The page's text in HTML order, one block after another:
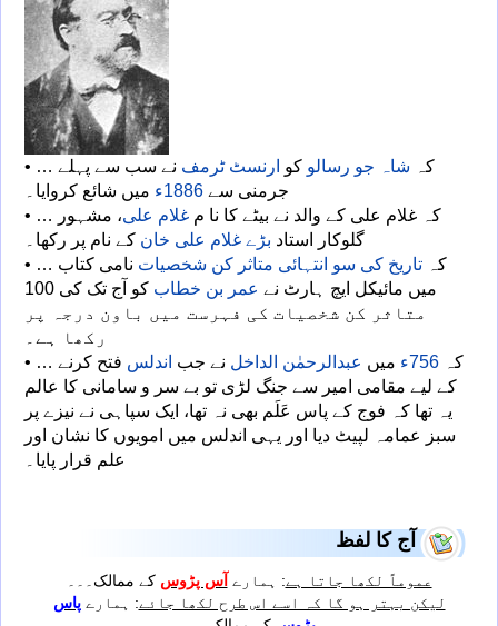
• … کہ شاہ جو رسالو کو ارنسٹ ٹرمف نے سب سے پہلے
جرمنی سے 1886ء
میں شائع کروایا۔
• … کہ غلام علی کے والد نے بیٹے کا نا م غلام علی، مشہور
گلوکار استاد بڑے غلام علی خان کے نام پر رکھا۔
• … کہ تاریخ کی سو انتہائی متاثر کن شخصیات نامی کتاب
میں مائیکل ایچ ہارٹ نے عمر بن خطاب
کو آج تک کی 100
متاثر کن شخصیات کی فہرست میں باون درجہ پر
رکھا ہے۔
• … کہ 756ء میں عبدالرحمٰن الداخل نے جب اندلس فتح کرنے
کے لیے مقامی امیر سے جنگ لڑی تو بے سر و سامانی کا عالم
یہ تھا کہ فوج کے پاس عَلَم بھی نہ تھا، ایک سپاہی نے نیزے پر
سبز عمامہ لپیٹ دیا اور یہی اندلس میں امویوں کا نشان اور
علم قرار پایا۔
آج کا لفظ
عموماً لکھا جاتا ہے: ہمارے آس پڑوس کے ممالک۔۔۔
لیکن بہتر ہو گا کہ اسے اس طرح لکھا جائے: ہمارےپاس